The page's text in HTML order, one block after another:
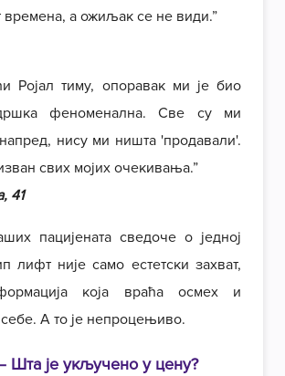
а ожиљак се не види.”
Ројал тиму, опоравак ми је био
феноменална. Све су ми
нису ми ништа 'продавали'.
свих мојих очекивања.”
41
пацијената сведоче о једној
лифт није само естетски захват,
која враћа осмех и
себе. А то је непроцењиво.
Шта је укључено у цену?